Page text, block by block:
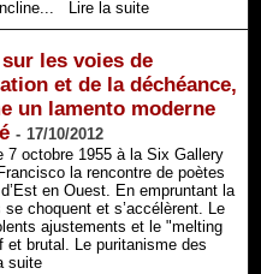
Lire la suite
les voies de
et de la déchéance,
un lamento moderne
- 17/10/2012
7 octobre 1955 à la Six Gallery
la rencontre de poètes
en Ouest. En empruntant la
choquent et s’accélèrent. Le
ajustements et le "melting
et brutal. Le puritanisme des
suite